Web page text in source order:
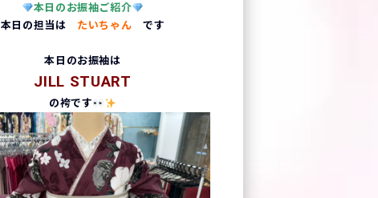
本日の お振袖ご紹介
本日の担当は たいちゃん です
本日のお振袖は
JILL STUART
の袴です